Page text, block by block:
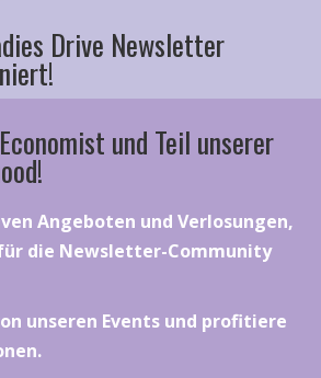
Drive Newsletter
und Teil unserer
Angeboten und Verlosungen,
die Newsletter-Community
unseren Events und profitiere